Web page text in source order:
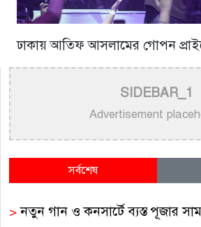
ঢাকায় আতিফ আসলামের গোপন
SIDEBAR_1
Advertisement
সর্বশেষ
>নতুন গান ও কনসার্টে ব্যস্ত পূজার